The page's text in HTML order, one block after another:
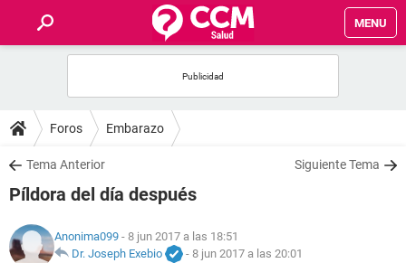
MENU
FOROS
SALUD
NUTRICIÓN
Foros Embarazo
Tema Anterior Siguiente Tema
Píldora del día después
Anonima099 - 8 jun 2017 a las 18:51
Dr. Joseph Exebio
- 8 jun 2017 a las 20:01